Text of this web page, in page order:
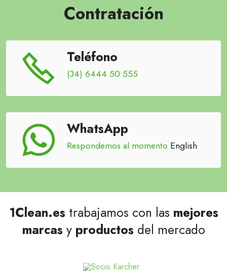
Contratación
Teléfono
(34) 6444 50 555
WhatsApp
Respondemos al momento English
1Clean.es trabajamos con las mejores
marcas y productos del mercado